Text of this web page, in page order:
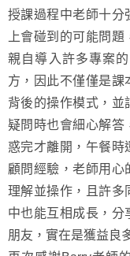
授課過程中老師十分
上會碰到的可能問
親自導入許多專案
方，因此不僅僅是課
背後的操作模式，並
疑問時也會細心解答
惑完才離開，午餐時
顧問經驗，老師用心
理解並操作，且許多
中也能互相成長，分
朋友，實在是獲益良